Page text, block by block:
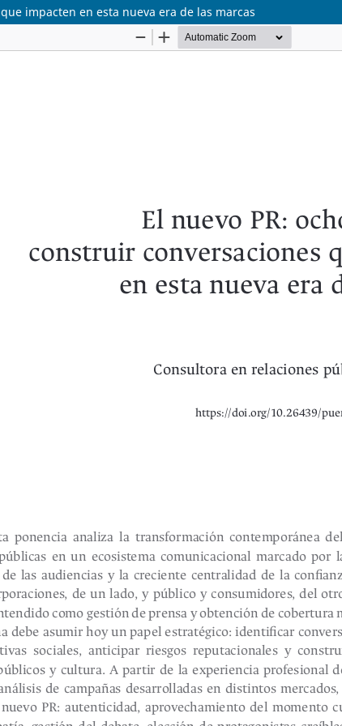
impacten en esta nueva era de las marcas